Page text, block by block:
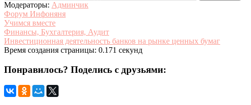
Модераторы: Админчик
Форум Инфоняня
Учимся вместе
Финансы, Бухгалтерия, Аудит
Инвестиционная деятельность банков на рынке ценных бумаг
Время создания страницы: 0.171 секунд
Понравилось? Поделись с друзьями: